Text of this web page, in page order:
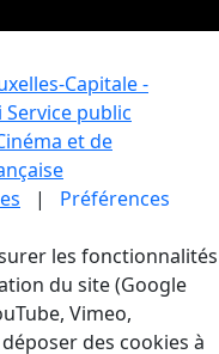
Capitale -
Service public
et de
| Préférences
les fonctionnalités
du site (Google
Vimeo,
des cookies à